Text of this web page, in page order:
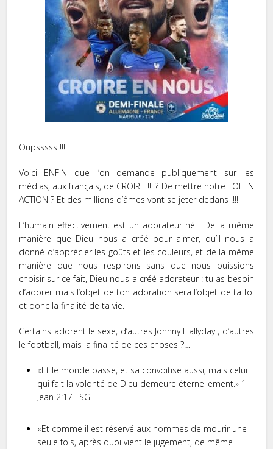
Oupsssss !!!!!
Voici ENFIN que l’on demande publiquement sur les
médias, aux français, de CROIRE !!!!? De mettre notre FOI EN
ACTION ? Et des millions d’âmes vont se jeter dedans !!!!
L’humain effectivement est un adorateur né. De la même
manière que Dieu nous a créé pour aimer, qu’il nous a
donné d’apprécier les goûts et les couleurs, et de la même
manière que nous respirons sans que nous puissions
choisir sur ce fait, Dieu nous a créé adorateur : tu as besoin
d’adorer mais l’objet de ton adoration sera l’objet de ta foi
et donc la finalité de ta vie.
Certains adorent le sexe, d’autres Johnny Hallyday , d’autres
le football, mais la finalité de ces choses ?…
«Et le monde passe, et sa convoitise aussi; mais celui
qui fait la volonté de Dieu demeure éternellement.» 1
Jean‬ ‭2:17‬ ‭LSG‬‬
«Et comme il est réservé aux hommes de mourir une
seule fois, après quoi vient le jugement, de même